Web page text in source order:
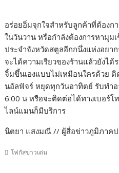
อร่อยอิ่มจุกใจสำหรับลูกค้าที่ต้องก
ในวันวาน หรือกำลังต้องการหามุ
ประจำจังหวัดสตูลอีกกนึ่งแห่งอยา
จะได้ความเรียวของร้านแล้วยังไ
จิ้มขึ้นเองแบบไม่เหมือนใครด้วย
นอัลฟัจร์ หยุดทุกวันอาทิตย์ รับทำอ
6:00 น หรือจะติดต่อได้ทางเบอร์
ไลน์แมนก็มีบริการ
นิตยา แสงมณี // ผู้สื่อข่าวภูมิภาคป
โฟกัสข่าวเด่น